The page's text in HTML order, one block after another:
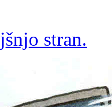
stran.